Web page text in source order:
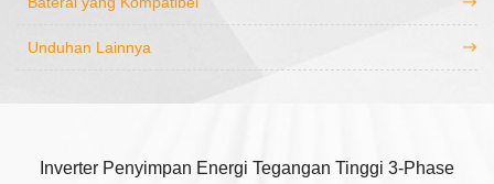
Unduhan Lainnya
Inverter Penyimpan Energi Tegangan Tinggi 3-Phase